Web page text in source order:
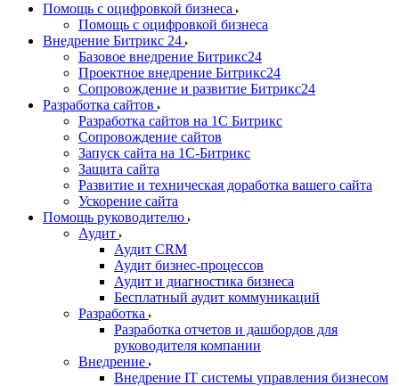
Помощь с оцифровкой бизнеса
Помощь с оцифровкой бизнеса
Внедрение Битрикс 24
Базовое внедрение Битрикс24
Проектное внедрение Битрикс24
Сопровождение и развитие Битрикс24
Разработка сайтов
Разработка сайтов на 1С Битрикс
Сопровождение сайтов
Запуск сайта на 1С-Битрикс
Защита сайта
Развитие и техническая доработка вашего сайта
Ускорение сайта
Помощь руководителю
Аудит
Аудит CRM
Аудит бизнес-процессов
Аудит и диагностика бизнеса
Бесплатный аудит коммуникаций
Разработка
Разработка отчетов и дашбордов для
руководителя компании
Внедрение
Внедрение IT системы управления бизнесом